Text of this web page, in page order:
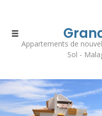
Appartements de
Sol -